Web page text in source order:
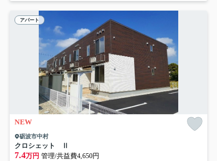
アパート
NEW
砺波市中村
クロシェット Ⅱ
7.4万円 管理/共益費4,650円